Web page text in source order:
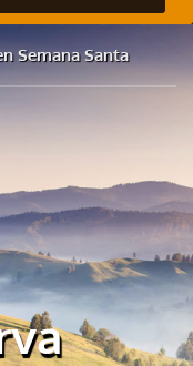
Semana Santa